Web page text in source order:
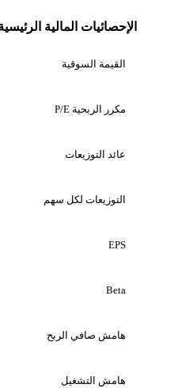
الإحصائيات المالية الرئيسية
القيمة السوقية
مكرر الربحية P/E
عائد التوزيعات
التوزيعات لكل سهم
EPS
Beta
هامش صافي الربح
هامش التشغيل